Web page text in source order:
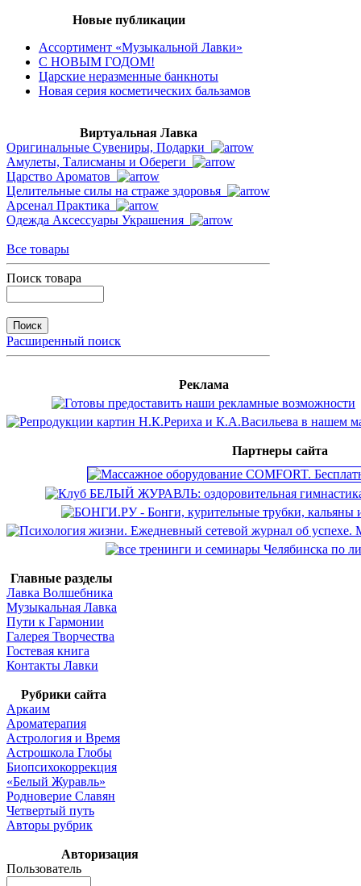
Новые публикации
Ассортимент «Музыкальной Лавки»
С НОВЫМ ГОДОМ!
Царские неразменные банкноты
Новая серия косметических бальзамов
Виртуальная Лавка
Оригинальные Сувениры, Подарки
Амулеты, Талисманы и Обереги
Царство Ароматов
Целительные силы на страже здоровья
Арсенал Практика
Одежда Аксессуары Украшения
Все товары
Поиск товара
Расширенный поиск
Реклама
Партнеры сайта
Главные разделы
Лавка Волшебника
Музыкальная Лавка
Пути к Гармонии
Галерея Творчества
Гостевая книга
Контакты Лавки
Рубрики сайта
Аркаим
Ароматерапия
Астрология и Время
Астрошкола Глобы
Биопсихокоррекция
«Белый Журавль»
Родноверие Славян
Четвертый путь
Авторы рубрик
Авторизация
Пользователь